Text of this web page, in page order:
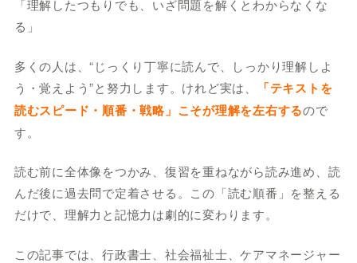
「理解したつもりでも、いざ問題を解くとわからなくな
る」
多くの人は、“じっくり丁寧に読んで、しっかり理解しよ
う・覚えよう”と努力します。けれど実は、
「テキストを
読むスピード・順番・戦略」こそが理解を左右するので
す。
読む前に全体像をつかみ、復習を重ねながら読み進め、読
んだ後に過去問で定着させる。この「読む順番」を整える
だけで、理解力と記憶力は劇的に変わります。
この記事では、行政書士、社会福祉士、ケアマネージャー